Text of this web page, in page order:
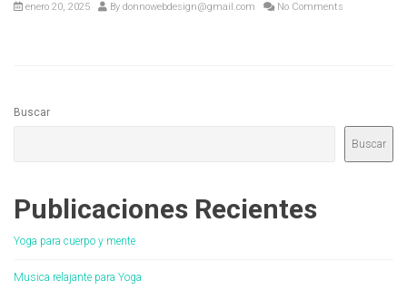
enero 20, 2025 By donnowebdesign@gmail.com No Comments
Buscar
Buscar
Publicaciones Recientes
Yoga para cuerpo y mente
Musica relajante para Yoga